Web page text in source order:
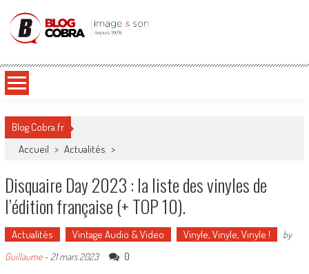
Blog Cobra
Blog Cobra.fr
Accueil > Actualités >
Disquaire Day 2023 : la liste des vinyles de
l’édition française (+ TOP 10).
Actualités Vintage Audio & Video Vinyle, Vinyle, Vinyle !
by
Guillaume- 21 mars 2023 0